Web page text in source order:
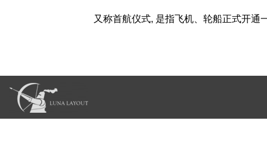
又称首航仪式, 是指飞机、轮船正式开通